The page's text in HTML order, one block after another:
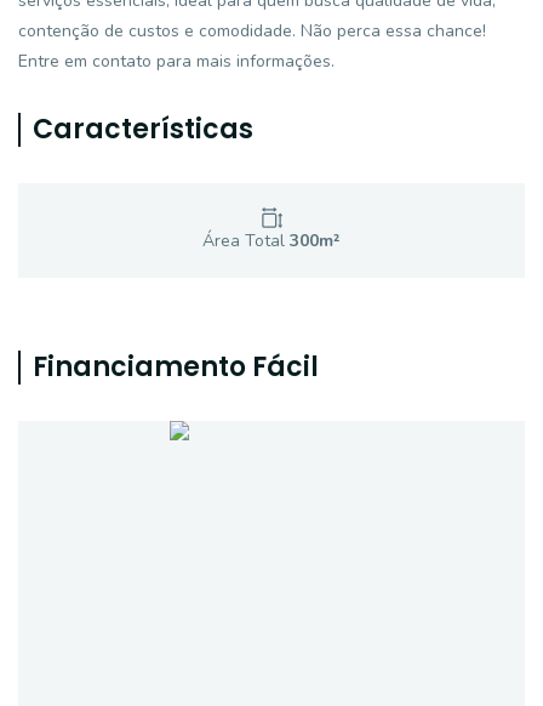
contenção de custos e comodidade. Não perca essa chance!
Entre em contato para mais informações.
Características
Área Total 300m²
Financiamento Fácil